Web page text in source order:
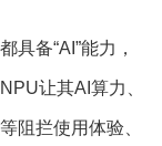
具备“AI”能力，
让其AI算力、
阻拦使用体验、